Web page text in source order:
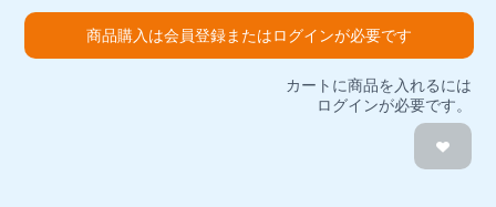
商品購入は会員登録またはログインが必要です
カートに商品を入れるには
ログインが必要です。